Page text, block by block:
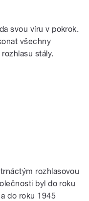
svou víru v pokrok.
všechny
stály.
rozhlasovou
byl do roku
do roku 1945